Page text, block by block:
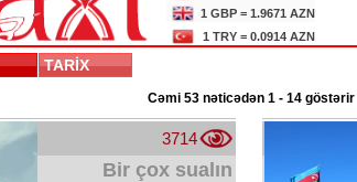
1 GBP = 1.9671 AZN
1 TRY = 0.0914 AZN
TARİX
Cəmi 53 nəticədən 1 - 14 göstərir
3714
Bir çox sualın